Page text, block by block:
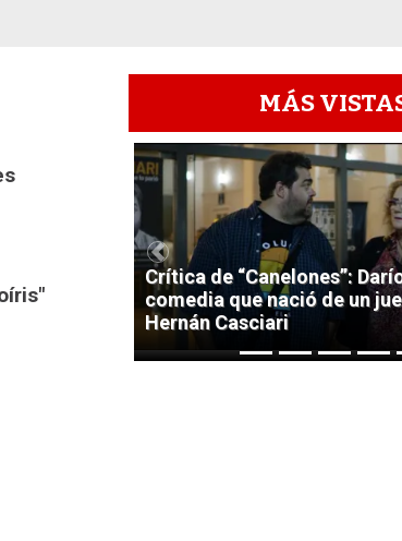
MÁS
1
Crítica de “Canelones”:
comedia que nació de un
Hernán Casciari
Previous